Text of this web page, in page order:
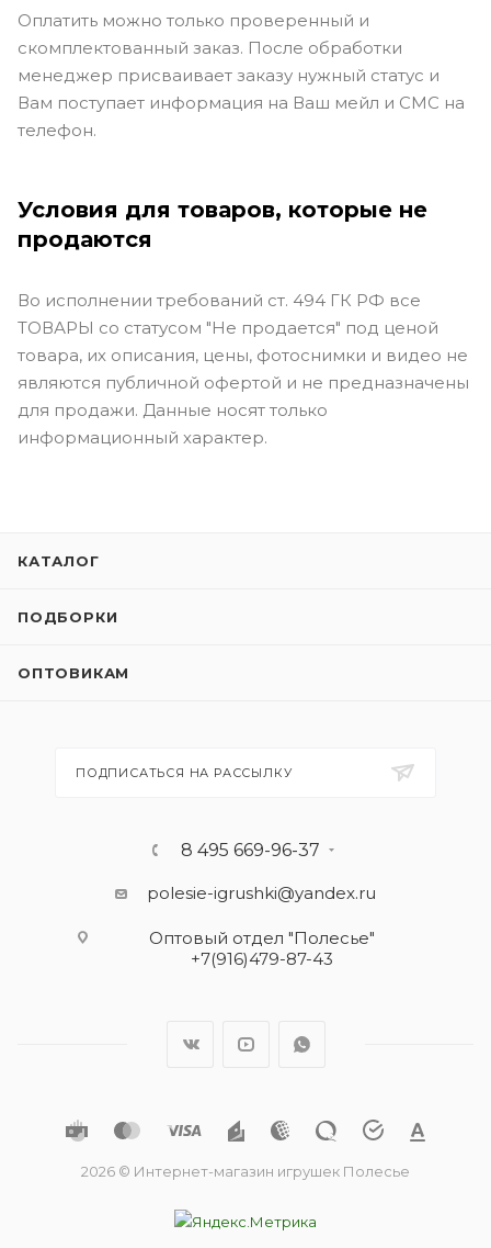
Оплатить можно только проверенный и
скомплектованный заказ. После обработки
менеджер присваивает заказу нужный статус и
Вам поступает информация на Ваш мейл и СМС на
телефон.
Условия для товаров, которые не
продаются
Во исполнении требований ст. 494 ГК РФ все
ТОВАРЫ со статусом "Не продается" под ценой
товара, их описания, цены, фотоснимки и видео не
являются публичной офертой и не предназначены
для продажи. Данные носят только
информационный характер.
КАТАЛОГ
ПОДБОРКИ
ОПТОВИКАМ
ПОДПИСАТЬСЯ НА РАССЫЛКУ
8 495 669-96-37
polesie-igrushki@yandex.ru
Оптовый отдел "Полесье"
+7(916)479-87-43
2026 © Интернет-магазин игрушек Полесье